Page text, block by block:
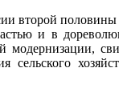
второй
и в